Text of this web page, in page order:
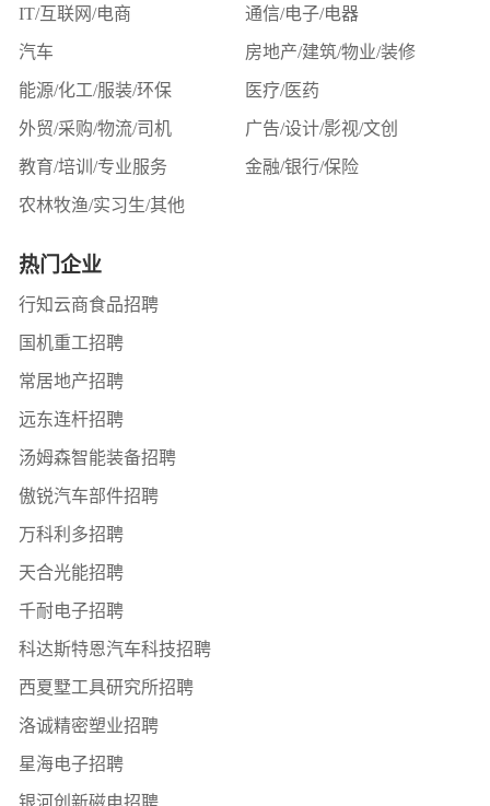
IT/互联网/电商 通信/电子/电器
汽车 房地产/建筑/物业/装修
能源/化工/服装/环保 医疗/医药
外贸/采购/物流/司机 广告/设计/影视/文创
教育/培训/专业服务 金融/银行/保险
农林牧渔/实习生/其他
热门企业
行知云商食品招聘
国机重工招聘
常居地产招聘
远东连杆招聘
汤姆森智能装备招聘
傲锐汽车部件招聘
万科利多招聘
天合光能招聘
千耐电子招聘
科达斯特恩汽车科技招聘
西夏墅工具研究所招聘
洛诚精密塑业招聘
星海电子招聘
银河创新磁电招聘